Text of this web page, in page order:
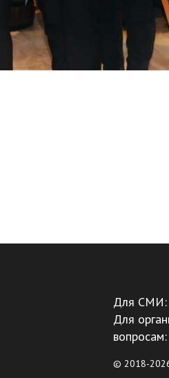
Для СМИ:
Для
вопросам:
© 2018-